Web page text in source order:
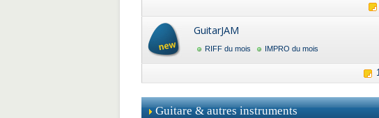
GuitarJAM
RIFF du mois IMPRO du mois
Guitare & autres instruments